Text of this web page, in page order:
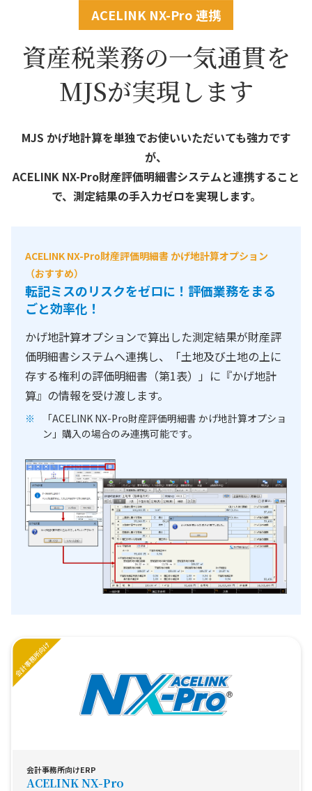
ACELINK NX-Pro 連携
資産税業務の一気通貫を
MJSが実現します
MJS かげ地計算を単独でお使いいただいても強力です
が、
ACELINK NX-Pro財産評価明細書システムと連携すること
で、測定結果の手入力ゼロを実現します。
ACELINK NX-Pro財産評価明細書 かげ地計算オプション
（おすすめ）
転記ミスのリスクをゼロに！評価業務をまる
ごと効率化！
かげ地計算オプションで算出した測定結果が財産評
価明細書システムへ連携し、「土地及び土地の上に
存する権利の評価明細書（第1表）」に『かげ地計
算』の情報を受け渡します。
「ACELINK NX-Pro財産評価明細書 かげ地計算オプショ
ン」購入の場合のみ連携可能です。
会計事務所向けERP
ACELINK NX-Pro